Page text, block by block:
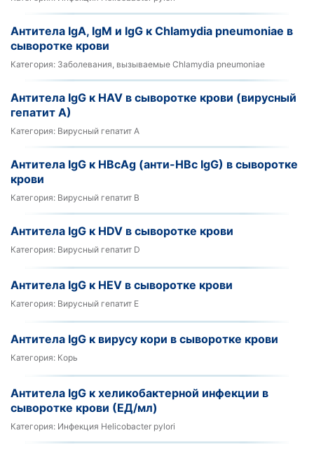
Антитела IgA, IgM и IgG к Chlamydia pneumoniae в
сыворотке крови
Категория: Заболевания, вызываемые Chlamydia pneumoniae
Антитела IgG к HAV в сыворотке крови (вирусный
гепатит А)
Категория: Вирусный гепатит А
Антитела IgG к HBcAg (анти-HBc IgG) в сыворотке
крови
Категория: Вирусный гепатит В
Антитела IgG к HDV в сыворотке крови
Категория: Вирусный гепатит D
Антитела IgG к HEV в сыворотке крови
Категория: Вирусный гепатит Е
Антитела IgG к вирусу кори в сыворотке крови
Категория: Корь
Антитела IgG к хеликобактерной инфекции в
сыворотке крови (ЕД/мл)
Категория: Инфекция Helicobacter pylori